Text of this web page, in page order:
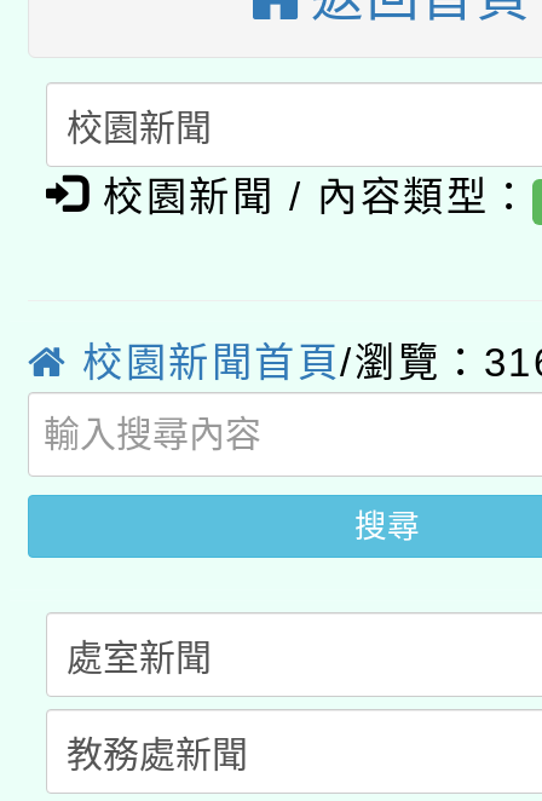
年度健康促進學校輔導
業成長研習」實施計畫
函轉國家教育研究院
原住民族教育政策研討
族教育國際趨勢與發展
轉知教育部國民及學前
新北市政府教育局辦理
師專業成長研習實施
函轉國立臺灣師範大學
族語言臺北學習中心
轉知有關國立成功大學
件」活動簡章
年度COVID-19疫苗接
接種對象擴大為「滿6
接種之民眾」措施，延
月28日止
本市兒童口腔健康促進
宣導素材2份，請協助
管道加強宣導
校園新聞 / 內容類型：
校園新聞首頁/瀏覽：
搜尋